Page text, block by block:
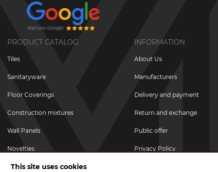
PRODUCT CATALOG
Tiles
Sanitaryware
Floor Coverings
Construction mixtures
Wall Panels
Novelties
Promotional goods
INFORMATION
About Us
Manufacturers
Delivery and payment
Return and exchange
Public offer
Privacy Policy
This site uses cookies